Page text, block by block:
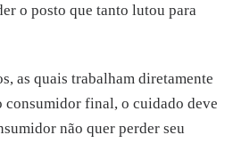
o posto que tanto lutou para
as quais trabalham diretamente
consumidor final, o cuidado deve
não quer perder seu